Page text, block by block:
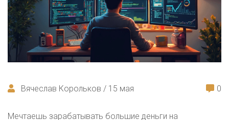
Вячеслав Корольков / 15 мая 0
Мечтаешь зарабатывать большие деньги на